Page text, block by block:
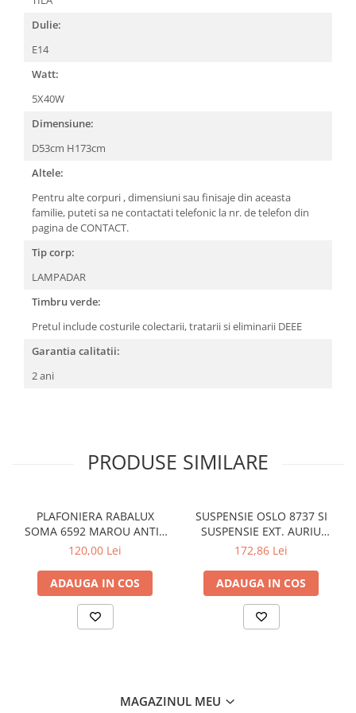
LAMPI GARDURI & TREPTE
LAMPI STRADALE
LAMPI SOLARE
PROIECTOARE
VEIOZE EXTERIOR
■ ILUMINAT TEHNIC
PLAFONIERE & LAMPI LED
PANOURI LED
CORPURI ETANSE LED
SPOTURI INCASTRATE
SPOTURI PE SINA & ACCESORII
SPOTURI APLICATE SI SUSPENSII
LAMPI EMERGENTA
BANDA LED & ACCESORII
■ ILUMINAT DECORATIV
SIRURI LED
■ CONSUMABILE
BEC LED SFERIC
BEC LED LUMANARE
BEC VINTAGE
Dulie:
E14
Watt:
5X40W
Dimensiune:
D53cm H173cm
Altele:
Pentru alte corpuri , dimensiuni sau finisaje din aceasta
familie, puteti sa ne contactati telefonic la nr. de telefon din
pagina de CONTACT.
Tip corp:
LAMPADAR
Timbru verde:
Pretul include costurile colectarii, tratarii si eliminarii DEEE
Garantia calitatii:
2 ani
PRODUSE SIMILARE
PLAFONIERA RABALUX
SOMA 6592 MAROU ANTIC
CREM E14 2X40W 350MM
120,00 Lei
ADAUGA IN COS
SUSPENSIE OSLO 8737 SI
SUSPENSIE EXT. AURIU
ANTIC TRANSPARENT E27
172,86 Lei
ADAUGA IN COS
MAGAZINUL MEU